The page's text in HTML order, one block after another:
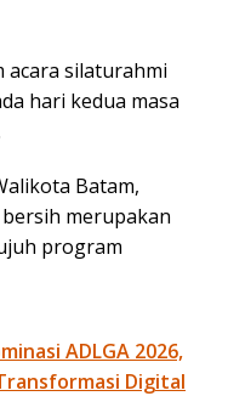
acara silaturahmi
hari kedua masa
Batam,
merupakan
program
ADLGA 2026,
Digital